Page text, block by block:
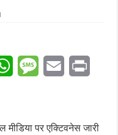
WhatsAppMessageEmail
पर एक्टिवनेस जारी